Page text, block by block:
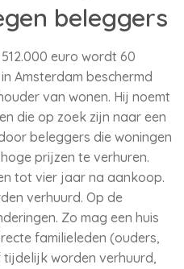
beleggers
euro wordt 60
Amsterdam beschermd
van wonen. Hij noemt
die op zoek zijn naar een
beleggers die woningen
prijzen te verhuren.
tot vier jaar na aankoop.
verhuurd. Op de
Zo mag een huis
familieleden (ouders,
tijdelijk worden verhuurd,